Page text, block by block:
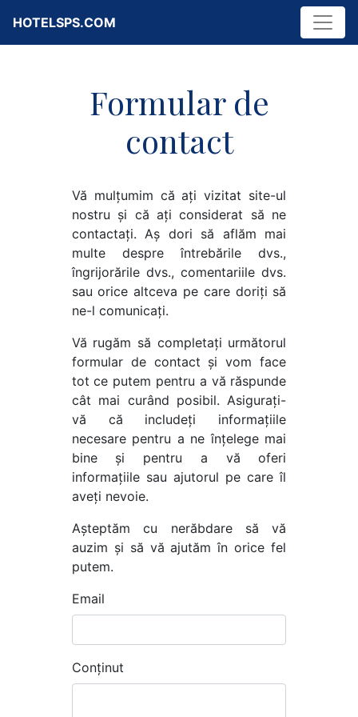
HOTELSPS.COM
Formular de
contact
Vă mulțumim că ați vizitat site-ul
nostru și că ați considerat să ne
contactați. Aș dori să aflăm mai
multe despre întrebările dvs.,
îngrijorările dvs., comentariile dvs.
sau orice altceva pe care doriți să
ne-l comunicați.
Vă rugăm să completați următorul
formular de contact și vom face
tot ce putem pentru a vă răspunde
cât mai curând posibil. Asigurați-
vă că includeți informațiile
necesare pentru a ne înțelege mai
bine și pentru a vă oferi
informațiile sau ajutorul pe care îl
aveți nevoie.
Așteptăm cu nerăbdare să vă
auzim și să vă ajutăm în orice fel
putem.
Email
Conținut